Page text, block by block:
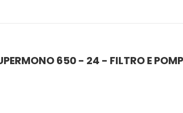
650 - 24 - FILTRO E